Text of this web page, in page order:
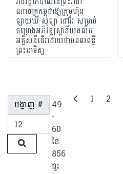
ណាចក្រកម្ពុជាឱ្យក្រុមហ៊ុន
ឡាយឃី សូឡា ផៅវ័រ សម្រាប់
គម្រោងអភិវឌ្ឍស្ថានីយផលិត
អគ្គិសនីដើរដោយថាមពលពន្លឺ
ព្រះអាទិត្យ
បង្ហាញ #
49
-
60
នៃ
856
ជួរ
1 2